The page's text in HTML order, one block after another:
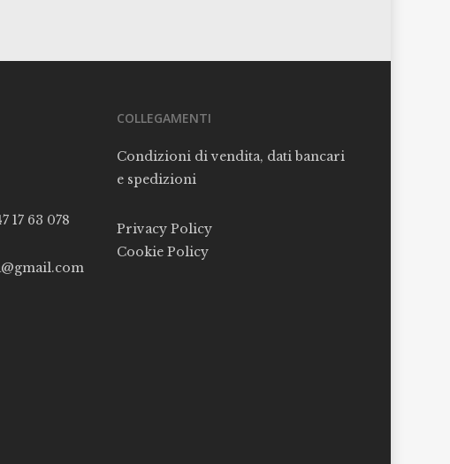
17 63 078
COLLEGAMENTI
Condizioni di vendita, dati bancari
e spedizioni
Privacy Policy
Cookie Policy